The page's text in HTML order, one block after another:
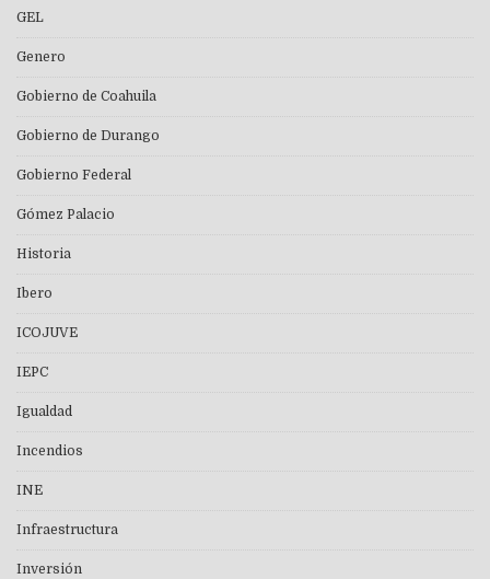
GEL
Genero
Gobierno de Coahuila
Gobierno de Durango
Gobierno Federal
Gómez Palacio
Historia
Ibero
ICOJUVE
IEPC
Igualdad
Incendios
INE
Infraestructura
Inversión